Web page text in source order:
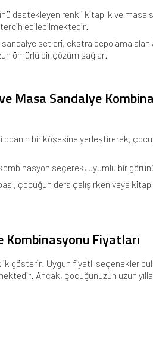
destekleyen renkli kitaplık ve masa
edilebilmektedir.
sandalye setleri, ekstra depolama
ömürlü bir çözüm sağlar.
Masa Sandalye
bir köşesine yerleştirerek,
seçerek, uyumlu bir
çocuğun ders çalışırken veya
Kombinasyonu Fiyatları
gösterir. Uygun fiyatlı seçenekler
Ancak, çocuğunuzun uzun